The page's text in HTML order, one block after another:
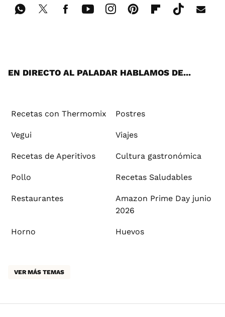
EN DIRECTO AL PALADAR HABLAMOS DE...
Recetas con Thermomix Postres
Vegui Viajes
Recetas de Aperitivos Cultura gastronómica
Pollo Recetas Saludables
Restaurantes
Amazon Prime Day junio
2026
Horno Huevos
VER MÁS TEMAS